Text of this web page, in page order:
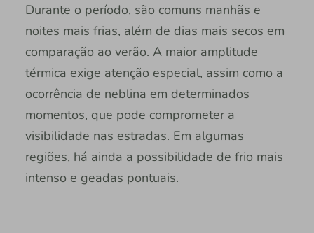
Durante o período, são comuns manhãs e
noites mais frias, além de dias mais secos em
comparação ao verão. A maior amplitude
térmica exige atenção especial, assim como a
ocorrência de neblina em determinados
momentos, que pode comprometer a
visibilidade nas estradas. Em algumas
regiões, há ainda a possibilidade de frio mais
intenso e geadas pontuais.